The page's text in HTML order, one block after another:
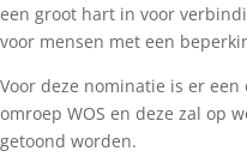
een groot hart in voor
voor mensen met een
Voor deze nominatie is er
omroep WOS en deze zal op
getoond worden.